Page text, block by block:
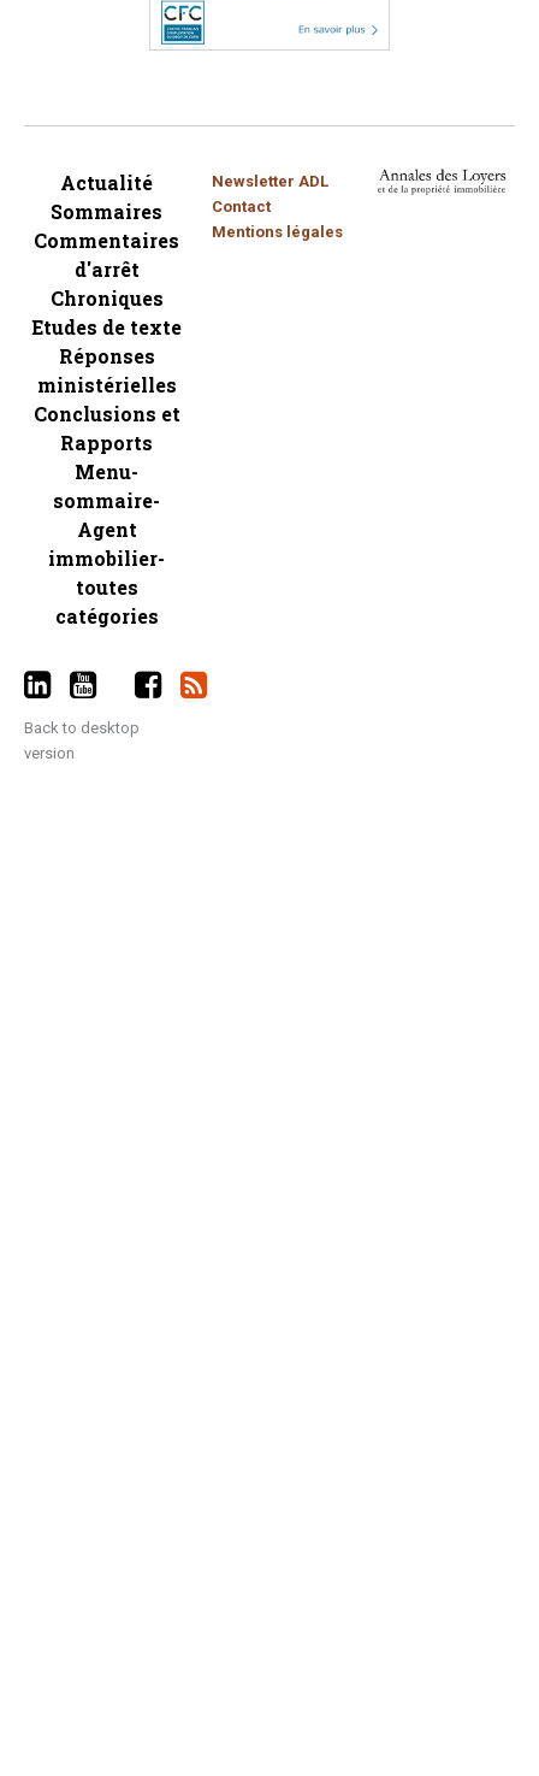
Actualité
Sommaires
Commentaires
d'arrêt
Chroniques
Etudes de texte
Réponses
ministérielles
Conclusions et
Rapports
Menu-
sommaire-
Agent
immobilier-
toutes
catégories
Newsletter ADL
Contact
Mentions légales
Back to desktop
version